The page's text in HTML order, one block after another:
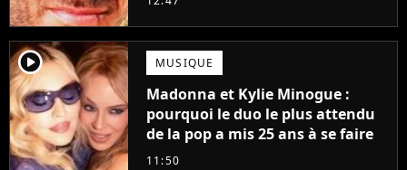
player2 MUSIQUE
Madonna et Kylie Minogue :
pourquoi le duo le plus attendu
de la pop a mis 25 ans à se faire
11:50